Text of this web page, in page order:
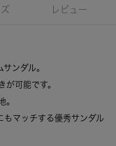
レビュー
ンダル。
が可能です。
。
もマッチする優秀サンダル